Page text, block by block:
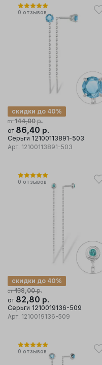
0 отзывов
от 144,00р.
скидки до 40%
от 86,40 р.
Серьги 12100113891-503
Арт. 12100113891-503
0 отзывов
от 138,00р.
скидки до 40%
от 82,80 р.
Серьги 1210019136-509
Арт. 1210019136-509
0 отзывов